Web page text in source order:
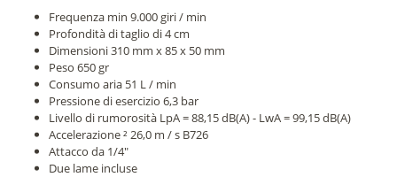
Frequenza min 9.000 giri / min
Profondità di taglio di 4 cm
Dimensioni 310 mm x 85 x 50 mm
Peso 650 gr
Consumo aria 51 L / min
Pressione di esercizio 6,3 bar
Livello di rumorosità LpA = 88,15 dB(A) - LwA = 99,15 dB(A)
Accelerazione ² 26,0 m / s B726
Attacco da 1/4"
Due lame incluse